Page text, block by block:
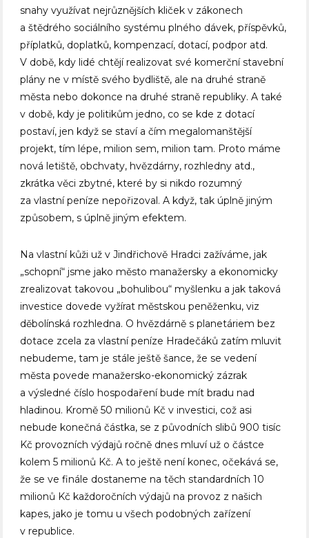
snahy využívat nejrůznějších kliček v zákonech
a štědrého sociálního systému plného dávek, příspěvků,
příplatků, doplatků, kompenzací, dotací, podpor atd.
V době, kdy lidé chtějí realizovat své komerční stavební
plány ne v místě svého bydliště, ale na druhé straně
města nebo dokonce na druhé straně republiky. A také
v době, kdy je politikům jedno, co se kde z dotací
postaví, jen když se staví a čím megalomanštější
projekt, tím lépe, milion sem, milion tam. Proto máme
nová letiště, obchvaty, hvězdárny, rozhledny atd.,
zkrátka věci zbytné, které by si nikdo rozumný
za vlastní peníze nepořizoval. A když, tak úplně jiným
způsobem, s úplně jiným efektem.
Na vlastní kůži už v Jindřichově Hradci zažíváme, jak
„schopní“ jsme jako město manažersky a ekonomicky
zrealizovat takovou „bohulibou“ myšlenku a jak taková
investice dovede vyžírat městskou peněženku, viz
děbolínská rozhledna. O hvězdárně s planetáriem bez
dotace zcela za vlastní peníze Hradečáků zatím mluvit
nebudeme, tam je stále ještě šance, že se vedení
města povede manažersko-ekonomický zázrak
a výsledné číslo hospodaření bude mít bradu nad
hladinou. Kromě 50 milionů Kč v investici, což asi
nebude konečná částka, se z původních slibů 900 tisíc
Kč provozních výdajů ročně dnes mluví už o částce
kolem 5 milionů Kč. A to ještě není konec, očekává se,
že se ve finále dostaneme na těch standardních 10
milionů Kč každoročních výdajů na provoz z našich
kapes, jako je tomu u všech podobných zařízení
v republice.